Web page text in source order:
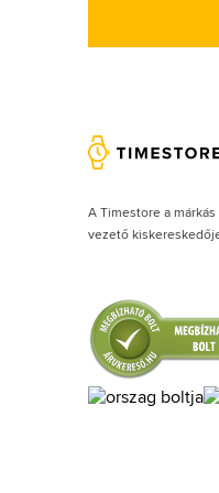
Ingersoll (27)
Invicta (1993)
Iron Annie (81)
Iwood Real
Jimmy Choo
Joules (2)
JP Gatsby (2)
A Timestore a
vezető